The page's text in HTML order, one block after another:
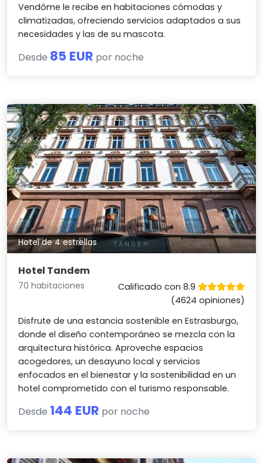
Vendôme le recibe en habitaciones cómodas y
climatizadas, ofreciendo servicios adaptados a sus
necesidades y las de su mascota.
Desde 85 EUR por noche
Hotel de 4 estrellas
Hotel Tandem
70 habitaciones
Calificado con 8.9
(4624 opiniones)
Disfrute de una estancia sostenible en Estrasburgo,
donde el diseño contemporáneo se mezcla con la
arquitectura histórica. Aproveche espacios
acogedores, un desayuno local y servicios
enfocados en el bienestar y la sostenibilidad en un
hotel comprometido con el turismo responsable.
Desde 144 EUR por noche